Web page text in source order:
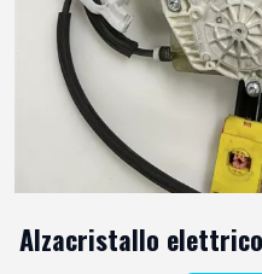
Alzacristallo